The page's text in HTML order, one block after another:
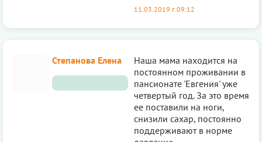
11.03.2019 г. 09:12
Степанова Елена
Наша мама находится на
постоянном проживании в
пансионате 'Евгения' уже
четвертый год. За это время
ее поставили на ноги,
снизили сахар, постоянно
поддерживают в норме